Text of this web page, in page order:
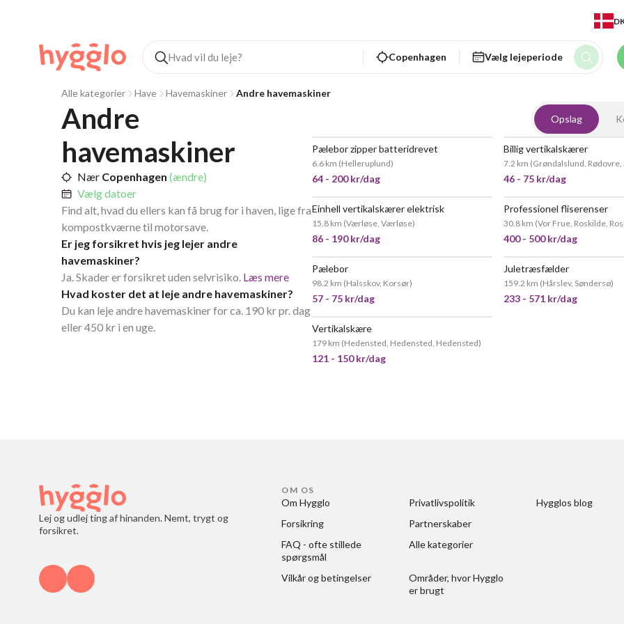
Copenhagen Vælg lejeperiode
Alle kategorier Have Havemaskiner Andre havemaskiner
Andre
havemaskiner
Nær Copenhagen (ændre)
Vælg datoer
Find alt, hvad du ellers kan få brug for i haven, lige fra
kompostkværne til motorsave.
Er jeg forsikret hvis jeg lejer andre
havemaskiner?
Ja. Skader er forsikret uden selvrisiko. Læs mere
Hvad koster det at leje andre havemaskiner?
Du kan leje andre havemaskiner for ca. 190 kr pr. dag
eller 450 kr i en uge.
Opslag
Pælebor zipper batteridrevet
6.6 km (Helleruplund)
64 - 200 kr/dag
Billig vertikalskærer
7.2 km (Grøndalslund, Rødovre,
46 - 75 kr/dag
Einhell vertikalskærer elektrisk
15.8 km (Værløse, Værløse)
86 - 190 kr/dag
Professionel fliserenser
30.8 km (Vor Frue, Roskilde,
400 - 500 kr/dag
Pælebor
98.2 km (Halsskov, Korsør)
57 - 75 kr/dag
Juletræsfælder
159.2 km (Hårslev, Søndersø)
233 - 571 kr/dag
Vertikalskære
179 km (Hedensted, Hedensted, Hedensted)
121 - 150 kr/dag
Lej og udlej ting af hinanden. Nemt, trygt og
forsikret.
OM OS
Om Hygglo
Forsikring
FAQ - ofte stillede
spørgsmål
Vilkår og betingelser
Privatlivspolitik
Partnerskaber
Alle kategorier
Områder, hvor Hygglo
er brugt
Hygglos blog